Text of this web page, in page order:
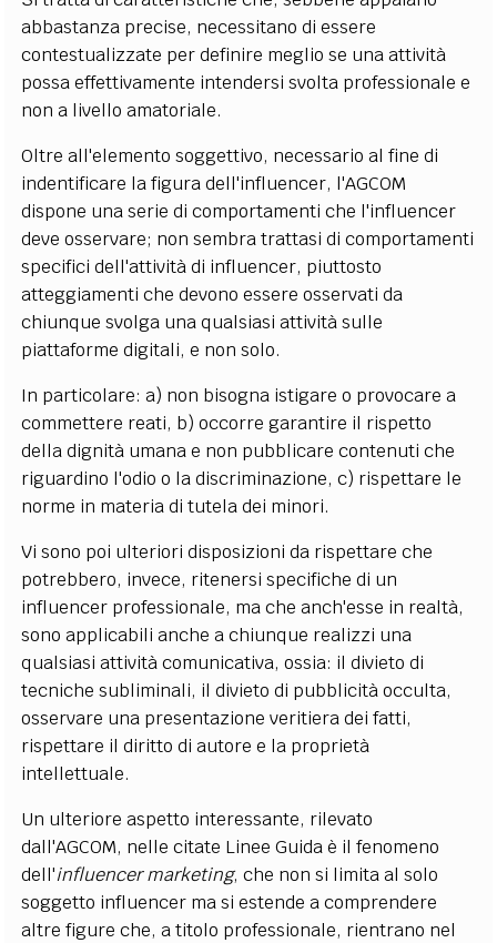
abbastanza precise, necessitano di essere
contestualizzate per definire meglio se una attività
possa effettivamente intendersi svolta professionale e
non a livello amatoriale.
Oltre all'elemento soggettivo, necessario al fine di
indentificare la figura dell'influencer, l'AGCOM
dispone una serie di comportamenti che l'influencer
deve osservare; non sembra trattasi di comportamenti
specifici dell'attività di influencer, piuttosto
atteggiamenti che devono essere osservati da
chiunque svolga una qualsiasi attività sulle
piattaforme digitali, e non solo.
In particolare: a) non bisogna istigare o provocare a
commettere reati, b) occorre garantire il rispetto
della dignità umana e non pubblicare contenuti che
riguardino l'odio o la discriminazione, c) rispettare le
norme in materia di tutela dei minori.
Vi sono poi ulteriori disposizioni da rispettare che
potrebbero, invece, ritenersi specifiche di un
influencer professionale, ma che anch'esse in realtà,
sono applicabili anche a chiunque realizzi una
qualsiasi attività comunicativa, ossia: il divieto di
tecniche subliminali, il divieto di pubblicità occulta,
osservare una presentazione veritiera dei fatti,
rispettare il diritto di autore e la proprietà
intellettuale.
Un ulteriore aspetto interessante, rilevato
dall'AGCOM, nelle citate Linee Guida è il fenomeno
dell'influencer marketing, che non si limita al solo
soggetto influencer ma si estende a comprendere
altre figure che, a titolo professionale, rientrano nel